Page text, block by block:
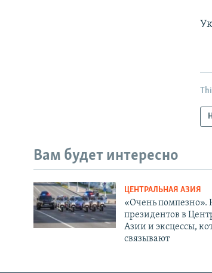
Вам будет интересно
ЦЕНТРАЛЬНАЯ АЗИЯ
«Очень помпезно».
президентов в
Азии и эксцессы,
связывают